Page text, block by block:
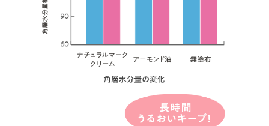
育児雑誌で
クチコミ人気ランキ